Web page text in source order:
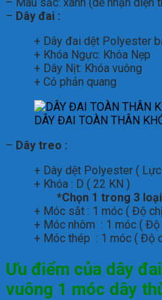
– Dây đai :
+ Dây đai dệt Polyester
+ Khóa Ngực: Khóa Nẹp
+ Dây Nịt: Khóa vuông
+ Có phản quang
DÂY ĐAI TOÀN THÂN
– Dây treo :
+ Dây dệt Polyester (
+ Khóa : D ( 22 KN )
*Chọn 1 trong 3
+ Móc sắt : 1 móc ( Độ
+ Móc nhôm : 1 móc ( Độ
+ Móc thép : 1 móc ( Độ
Ưu điểm của dây
vuông 1 móc dây